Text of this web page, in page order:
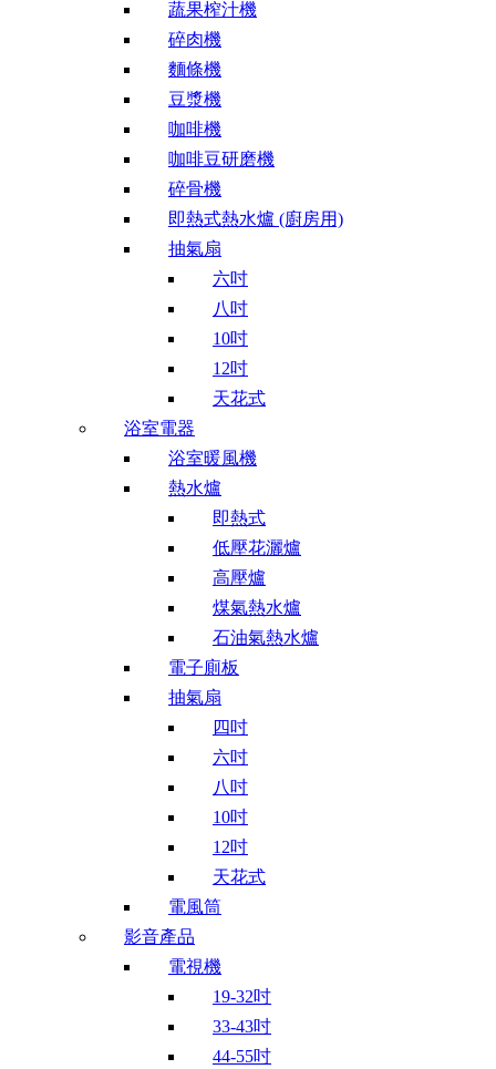
蔬果榨汁機
碎肉機
麵條機
豆漿機
咖啡機
咖啡豆研磨機
碎骨機
即熱式熱水爐 (廚房用)
抽氣扇
六吋
八吋
10吋
12吋
天花式
浴室電器
浴室暖風機
熱水爐
即熱式
低壓花灑爐
高壓爐
煤氣熱水爐
石油氣熱水爐
電子廁板
抽氣扇
四吋
六吋
八吋
10吋
12吋
天花式
電風筒
影音產品
電視機
19-32吋
33-43吋
44-55吋